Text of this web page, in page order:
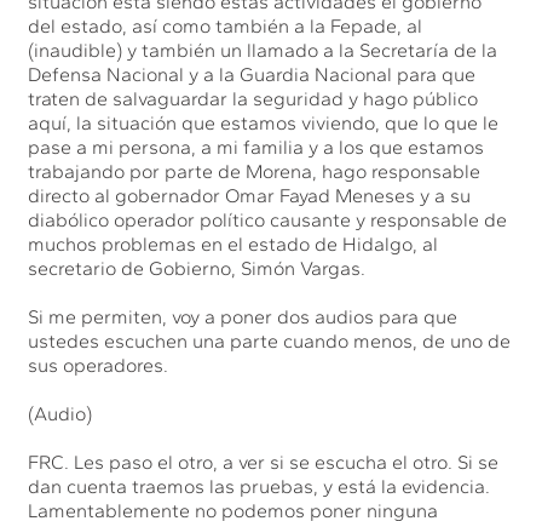
del estado, así como también a la Fepade, al
(inaudible) y también un llamado a la Secretaría de la
Defensa Nacional y a la Guardia Nacional para que
traten de salvaguardar la seguridad y hago público
aquí, la situación que estamos viviendo, que lo que le
pase a mi persona, a mi familia y a los que estamos
trabajando por parte de Morena, hago responsable
directo al gobernador Omar Fayad Meneses y a su
diabólico operador político causante y responsable de
muchos problemas en el estado de Hidalgo, al
secretario de Gobierno, Simón Vargas.
Si me permiten, voy a poner dos audios para que
ustedes escuchen una parte cuando menos, de uno de
sus operadores.
(Audio)
FRC. Les paso el otro, a ver si se escucha el otro. Si se
dan cuenta traemos las pruebas, y está la evidencia.
Lamentablemente no podemos poner ninguna